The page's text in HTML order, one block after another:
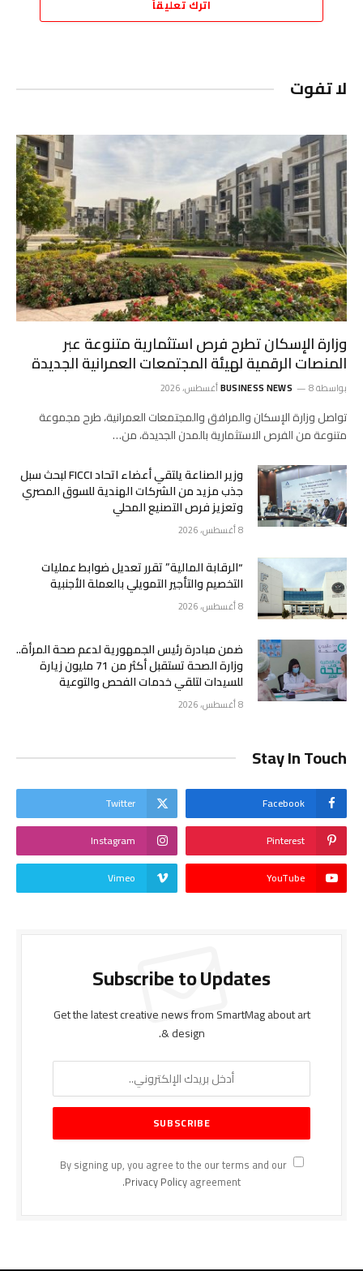
اترك تعليقاً
لا تفوت
وزارة الإسكان تطرح فرص استثمارية متنوعة عبر
المنصات الرقمية لهيئة المجتمعات العمرانية الجديدة
بواسطة BUSINESS NEWS 8 أغسطس، 2026
تواصل وزارة الإسكان والمرافق والمجتمعات العمرانية، طرح مجموعة
متنوعة من الفرص الاستثمارية بالمدن الجديدة، من…
وزير الصناعة يلتقي أعضاء اتحاد FICCI لبحث سبل
جذب مزيد من الشركات الهندية للسوق المصري
وتعزيز فرص التصنيع المحلي
8 أغسطس، 2026
“الرقابة المالية” تقرر تعديل ضوابط عمليات
التخصيم والتأجير التمويلي بالعملة الأجنبية
8 أغسطس، 2026
ضمن مبادرة رئيس الجمهورية لدعم صحة المرأة..
وزارة الصحة تستقبل أكثر من 71 مليون زيارة
للسيدات لتلقي خدمات الفحص والتوعية
8 أغسطس، 2026
Stay In Touch
Facebook
Twitter
Pinterest
Instagram
YouTube
Vimeo
Subscribe to Updates
Get the latest creative news from SmartMag about art
& design.
By signing up, you agree to the our terms and our
Privacy Policyagreement.